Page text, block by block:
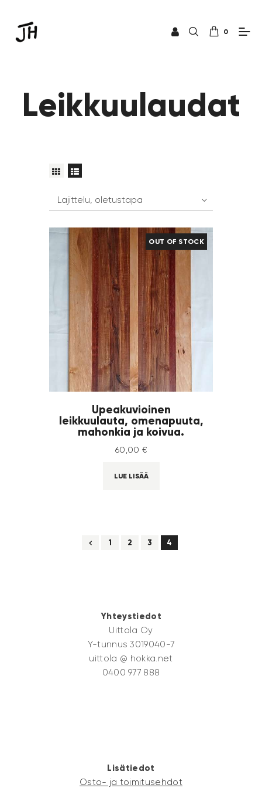
0
Leikkuulaudat
OUT OF STOCK
Upeakuvioinen
leikkuulauta, omenapuuta,
mahonkia ja koivua.
60 00 €
LUE LISÄÄ
1 2 3 4
Yhteystiedot
Uittola Oy
Y-tunnus 3019040-7
uittola @ hokka.net
0400 977 888
Lisätiedot
Osto- ja toimitusehdot